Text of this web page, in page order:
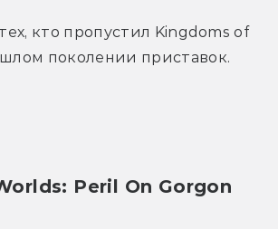
кто пропустил Kingdoms of
поколении приставок.
Peril On Gorgon